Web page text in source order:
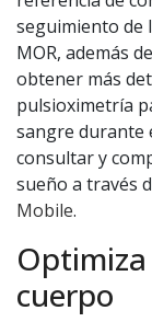
seguimiento de
MOR, además
obtener más
pulsioximetría
sangre durante
consultar y
sueño a través
Mobile.
cuerpo